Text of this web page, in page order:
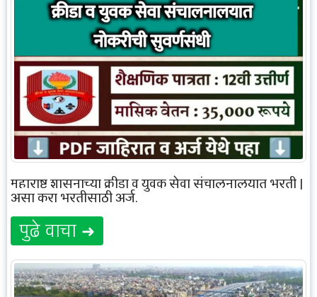
महाराष्ट्र शासनाच्या क्रीडा व युवक सेवा संचालनालयात भरती |
असा करा भरतीसाठी अर्ज.
पुढे वाचा ➜